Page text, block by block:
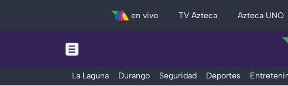
en vivo TV Azteca Azteca UNO
La Laguna Durango Seguridad Deportes